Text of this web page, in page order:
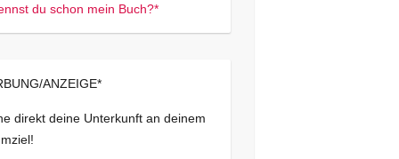
ANZEIGE*
direkt deine Unterkunft an deinem